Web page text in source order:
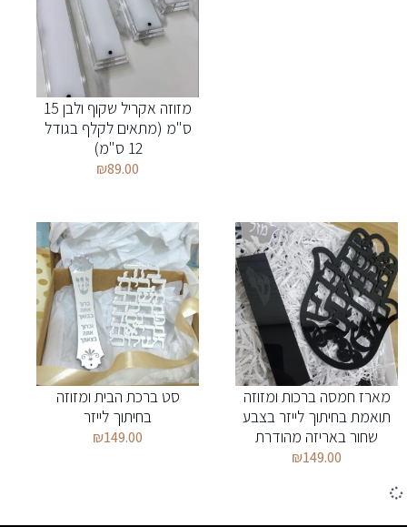
מזוזה אקריל שקוף ולבן 15
ס"מ (מתאים לקלף בגודל
12 ס"מ)
₪89.00
מארז חמסה ברכות ומזוזה
תואמת בחיתוך לייזר בצבע
שחור באריזה מהודרת
₪149.00
סט ברכת הבית ומזוזה
בחיתוך לייזר
₪149.00